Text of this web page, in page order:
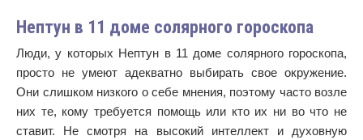
Нептун в 11 доме солярного гороскопа
Люди, у которых Нептун в 11 доме солярного гороскопа,
просто не умеют адекватно выбирать свое окружение.
Они слишком низкого о себе мнения, поэтому часто возле
них те, кому требуется помощь или кто их ни во что не
ставит. Не смотря на высокий интеллект и духовную